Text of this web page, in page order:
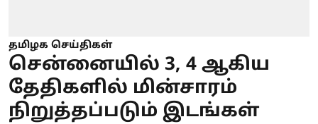
தமிழக செய்திகள்
சென்னையில் 3, 4 ஆகிய
தேதிகளில் மின்சாரம்
நிறுத்தப்படும் இடங்கள்